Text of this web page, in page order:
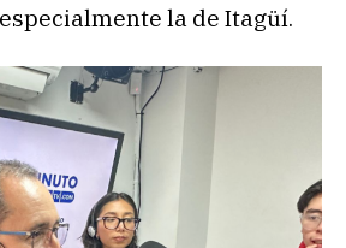
la de Itagüí.